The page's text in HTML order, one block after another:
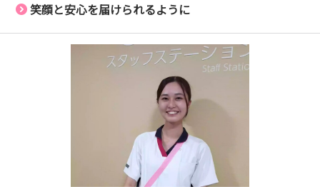
笑顔と安心を届けられるように